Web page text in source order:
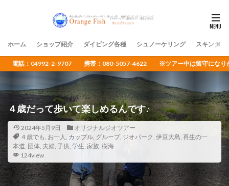
ホーム ショップ紹介 ダイビング各種 シュノーケリング スキンダイ
電話：04992-2-9707 携帯：080-5057-4622 ※ツアー中は留守になりがち
４歳だって歩いて楽しめるんです♪
2024年5月9日
オリジナルジオツアー
４歳でも, お一人, カップル, グループ, ジオパーク, 伊豆大島, 再生の一
本道, 団体, 夫婦, 子供, 学生, 家族, 樹海
124view